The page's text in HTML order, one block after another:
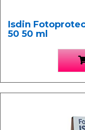
Isdin
50 50 ml